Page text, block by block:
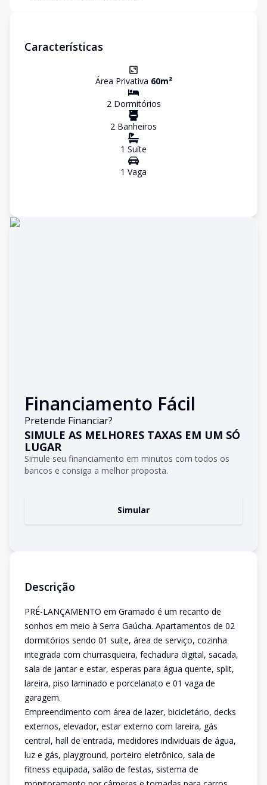
Características
Área Privativa 60m²
2Dormitórios
2 Banheiros
1 Suíte
1 Vaga
Financiamento Fácil
Pretende Financiar?
SIMULE AS MELHORES TAXAS EM UM SÓ
LUGAR
Simule seu financiamento em minutos com todos os
bancos e consiga a melhor proposta.
Simular
Descrição
PRÉ-LANÇAMENTO em Gramado é um recanto de
sonhos em meio à Serra Gaúcha. Apartamentos de 02
dormitórios sendo 01 suíte, área de serviço, cozinha
integrada com churrasqueira, fechadura digital, sacada,
sala de jantar e estar, esperas para água quente, split,
lareira, piso laminado e porcelanato e 01 vaga de
garagem.
Empreendimento com área de lazer, bicicletário, decks
externos, elevador, estar externo com lareira, gás
central, hall de entrada, medidores individuais de água,
luz e gás, playground, porteiro eletrônico, sala de
fitness equipada, salão de festas, sistema de